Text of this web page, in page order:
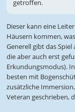
getroffen.
Dieser kann eine
Häusern kommen,
Generell gibt das
die aber auch erst
Erkundungsmodus).
besten mit
zusätzliche
Veteran geschrieben,